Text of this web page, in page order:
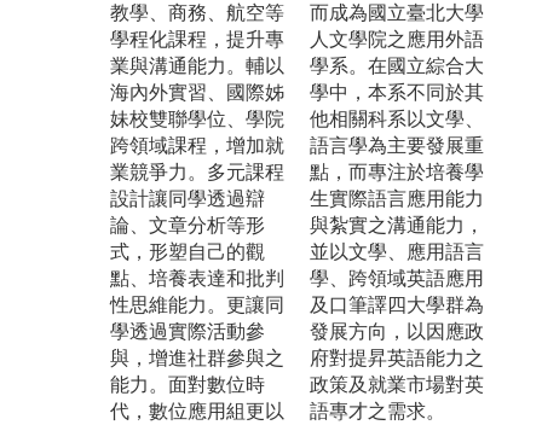
教學、商務、航空等
學程化課程，提升專
業與溝通能力。輔以
海內外實習、國際姊
妹校雙聯學位、學院
跨領域課程，增加就
業競爭力。多元課程
設計讓同學透過辯
論、文章分析等形
式，形塑自己的觀
點、培養表達和批判
性思維能力。更讓同
學透過實際活動參
與，增進社群參與之
能力。面對數位時
代，數位應用組更以
而成為國立臺北大學
人文學院之應用外語
學系。在國立綜合大
學中，本系不同於其
他相關科系以文學、
語言學為主要發展重
點，而專注於培養學
生實際語言應用能力
與紮實之溝通能力，
並以文學、應用語言
學、跨領域英語應用
及口筆譯四大學群為
發展方向，以因應政
府對提昇英語能力之
政策及就業市場對英
語專才之需求。